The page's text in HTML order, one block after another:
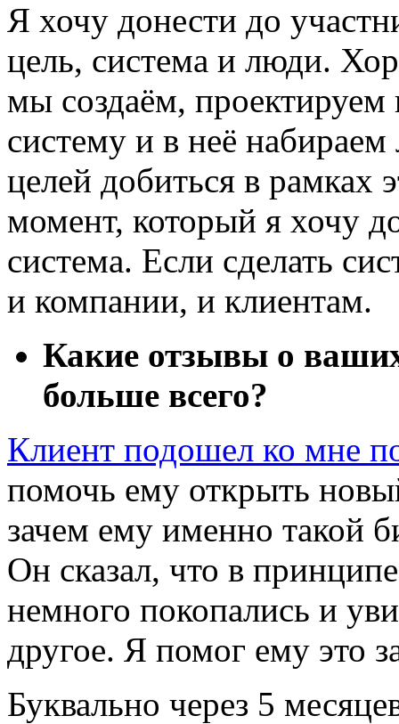
Я хочу донести до
цель, система и люди.
мы создаём,
систему и в неё
целей добиться в рамках
момент, который я хочу
система. Если сделать
и компании, и клиентам.
Какие отзывы о
больше всего?
Клиент подошел ко мне
помочь ему открыть
зачем ему именно такой
Он сказал, что в
немного покопались и
другое. Я помог ему это
Буквально через 5